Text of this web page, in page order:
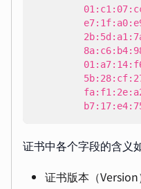
证书中各个字段的含义
证书版本（Version